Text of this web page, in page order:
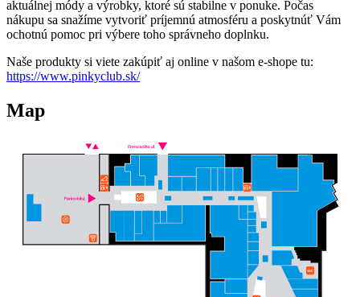
aktuálnej módy a výrobky, ktoré sú stabilne v ponuke. Počas
nákupu sa snažíme vytvoriť príjemnú atmosféru a poskytnúť Vám
ochotnú pomoc pri výbere toho správneho doplnku.
Naše produkty si viete zakúpiť aj online v našom e-shope tu:
https://www.pinkyclub.sk/
Map